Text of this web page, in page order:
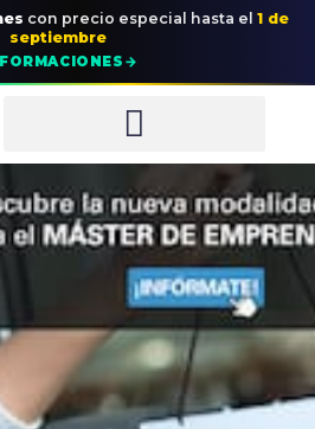
con precio especial hasta el 1 de
septiembre
→